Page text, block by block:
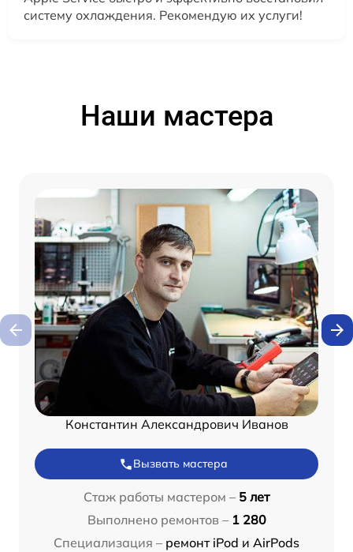
систему охлаждения. Рекомендую их услуги!
Наши мастера
Константин Александрович Иванов
Вызвать мастера
Стаж работы мастером – 5 лет
Выполнено ремонтов – 1 280
Специализация – ремонт iPod и AirPods